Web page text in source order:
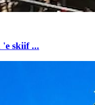
'e skiif ...